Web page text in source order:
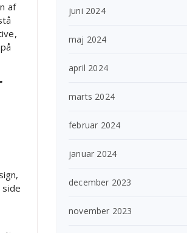
af
juni 2024
maj 2024
april 2024
marts 2024
februar 2024
januar 2024
december 2023
november 2023